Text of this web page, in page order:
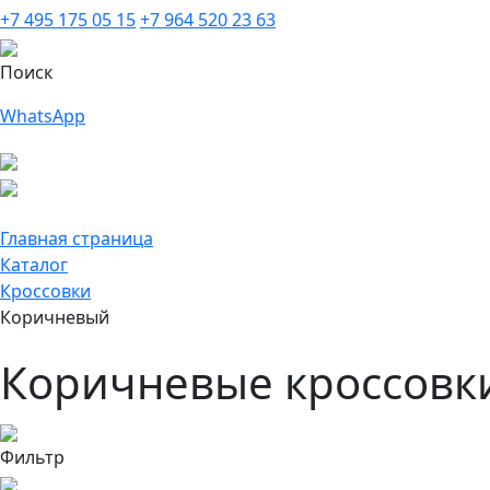
+7 495 175 05 15+7 964 520 23 63
Поиск
WhatsApp
Главная страница
Каталог
Кроссовки
Коричневый
Коричневые
Фильтр